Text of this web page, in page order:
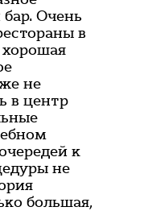
Очень
в
не
в центр
к
не
большая,